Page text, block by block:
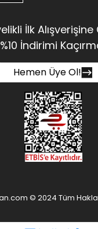
İlk Alışverişine
%10 İndirimi
Hemen Üye Ol!
© 2024 Tüm